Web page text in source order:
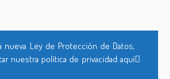
nueva Ley de Protección de Datos,
nuestra política de privacidad aquí